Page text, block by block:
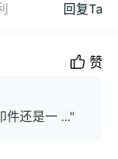
回复Ta
赞
件还是一 ..."